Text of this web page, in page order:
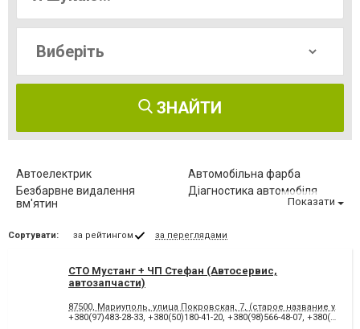
ЗНАЙТИ
Автоелектрик
Автомобільна фарба
Безбарвне видалення
вм'ятин
Діагностика автомобіля
Заправка автокондиціонерів
Комп'ютерна діагностика
Ремонт МКПП
Ремонт автомобілів
Ремонт бамперів
Ремонт двигуна
Ремонт кузова
Ремонт легкових авто
Ремонт стартерів та
Показати
Сортувати: за рейтингом за переглядами
СТО Мустанг + ЧП Стефан (Автосервис,
автозапчасти)
87500, Мариуполь, улица Покровская, 7, (старое название
+380(97)483-28-33, +380(50)180-41-20, +380(98)566-48-07, +380(99)214-41-18